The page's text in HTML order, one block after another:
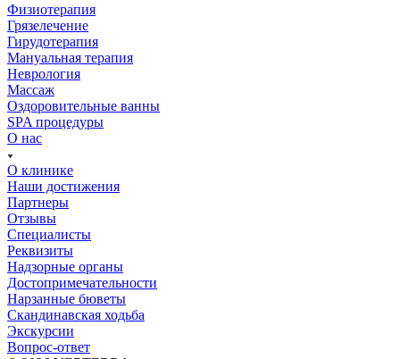
Физиотерапия
Грязелечение
Гирудотерапия
Мануальная терапия
Неврология
Массаж
Оздоровительные ванны
SPA процедуры
О нас
О клинике
Наши достижения
Партнеры
Отзывы
Специалисты
Реквизиты
Надзорные органы
Достопримечательности
Нарзанные бюветы
Скандинавская ходьба
Экскурсии
Вопрос-ответ